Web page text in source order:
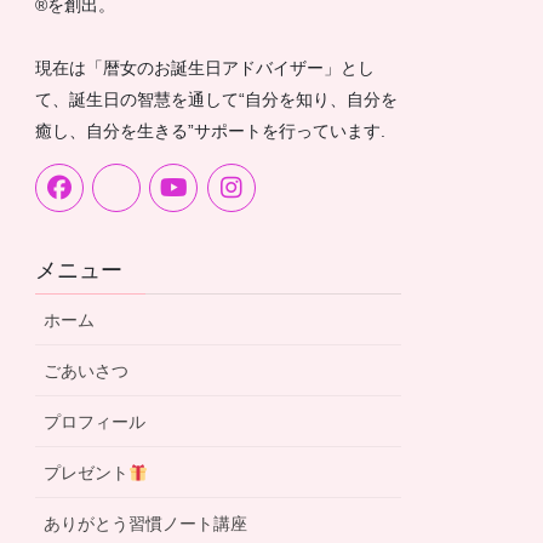
®︎を創出。
現在は「暦女のお誕生日アドバイザー」とし
て、誕生日の智慧を通して“自分を知り、自分を
癒し、自分を生きる”サポートを行っています.
メニュー
ホーム
ごあいさつ
プロフィール
プレゼント
ありがとう習慣ノート講座